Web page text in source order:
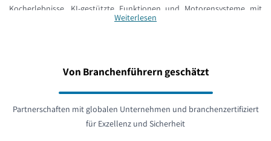
Kocherlebnisse, KI-gestützte Funktionen und Motorensysteme mit
verbesserter Energieeffizienz—und unterstreicht den Fokus der
Weiterlesen
Von Branchenführern geschätzt
Partnerschaften mit globalen Unternehmen und branchenzertifiziert
für Exzellenz und Sicherheit